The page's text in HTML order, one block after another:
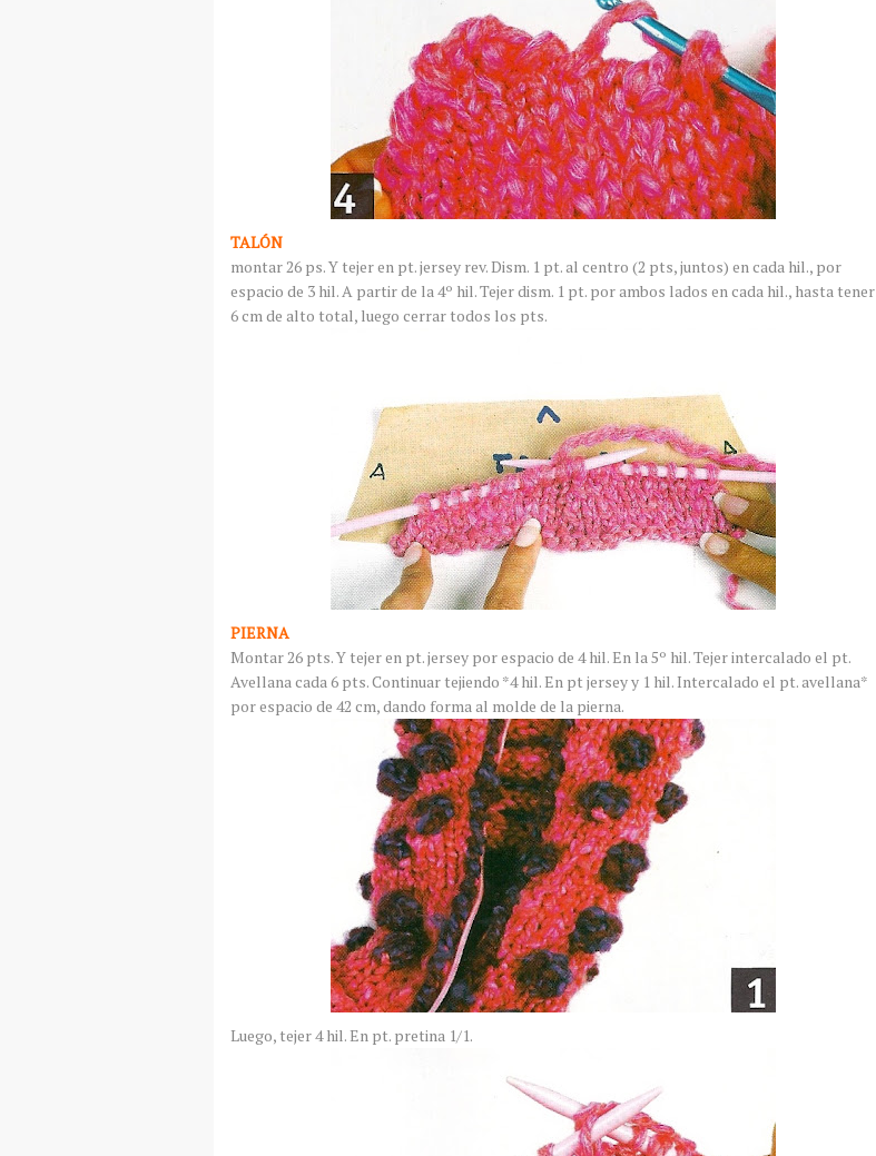
TALÓN
montar 26 ps. Y tejer en pt. jersey rev.Dism. 1 pt. al centro (2 pts, juntos) en cada hil., por
espacio de 3 hil. A partir de la 4º hil. Tejerdism. 1 pt. por ambos lados en cada hil., hasta tener
6 cm de alto total, luego cerrar todos los pts.
PIERNA
Montar 26 pts. Y tejer en pt. jersey por espacio de 4hil. En la 5º hil. Tejer intercalado el pt.
Avellana cada 6 pts. Continuar tejiendo *4hil. En pt jersey y 1 hil. Intercalado el pt. avellana*
por espacio de 42 cm, dando forma al molde de la pierna.
Luego, tejer 4hil. En pt. pretina 1/1.